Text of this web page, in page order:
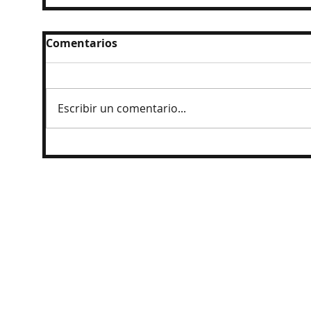
Comentarios
Escribir un comentario...